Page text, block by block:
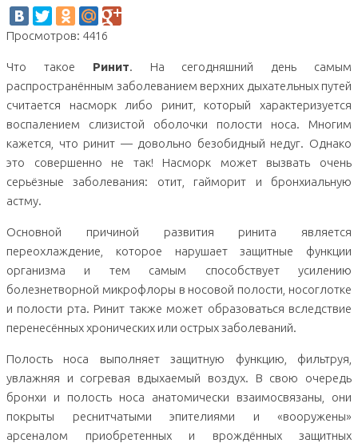
Просмотров: 4416
Что такое Ринит. На сегодняшний день самым
распространённым заболеванием верхних дыхательных путей
считается насморк либо ринит, который характеризуется
воспалением слизистой оболочки полости носа. Многим
кажется, что ринит — довольно безобидный недуг. Однако
это совершенно не так! Насморк может вызвать очень
серьёзные заболевания: отит, гайморит и бронхиальную
астму.
Основной причиной развития ринита является
переохлаждение, которое нарушает защитные функции
организма и тем самым способствует усилению
болезнетворной микрофлоры в носовой полости, носоглотке
и полости рта. Ринит также может образоваться вследствие
перенесённых хронических или острых заболеваний.
Полость носа выполняет защитную функцию, фильтруя,
увлажняя и согревая вдыхаемый воздух. В свою очередь
бронхи и полость носа анатомически взаимосвязаны, они
покрыты реснитчатыми эпителиями и «вооружены»
арсеналом приобретенных и врождённых защитных